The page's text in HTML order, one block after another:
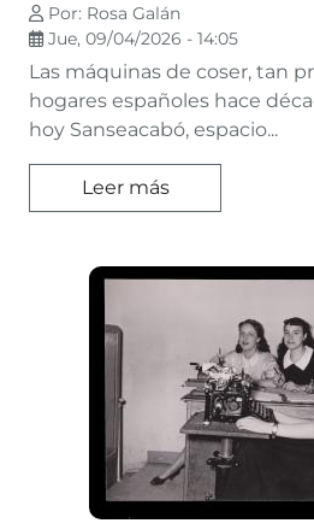
Por: Rosa Galán
Jue, 09/04/2026 - 14:05
Las máquinas de coser, tan
hogares españoles hace
hoy Sanseacabó, espacio...
Leer más